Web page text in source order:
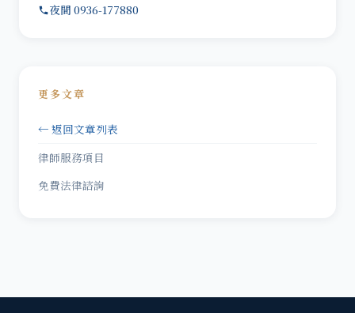
夜間 0936-177880
更多文章
← 返回文章列表
律師服務項目
免費法律諮詢